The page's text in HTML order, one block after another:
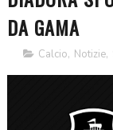
DA GAMA
Calcio, Notizie,